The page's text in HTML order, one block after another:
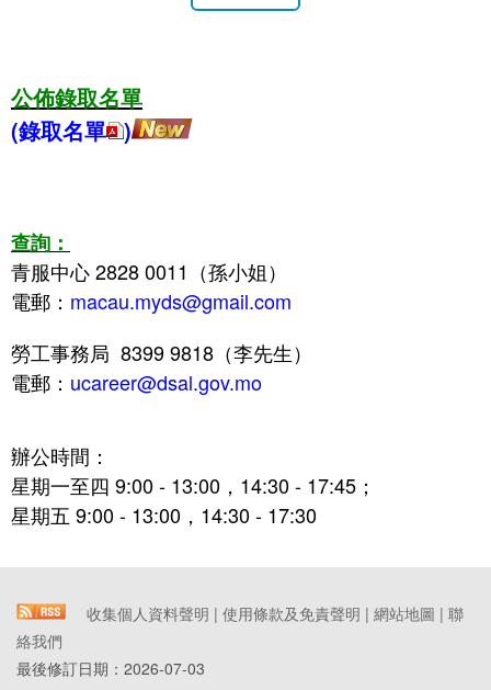
公佈錄取名單
(錄取名單 )
查詢：
青服中心 2828 0011（孫小姐）
電郵： macau.myds@gmail.com
勞工事務局 8399 9818（李先生）
電郵： ucareer@dsal.gov.mo
辦公時間：
星期一至四 9:00 - 13:00，14:30 - 17:45；
星期五 9:00 - 13:00，14:30 - 17:30
收集個人資料聲明 | 使用條款及免責聲明 | 網站地圖 | 聯
絡我們
最後修訂日期： 2026-07-03